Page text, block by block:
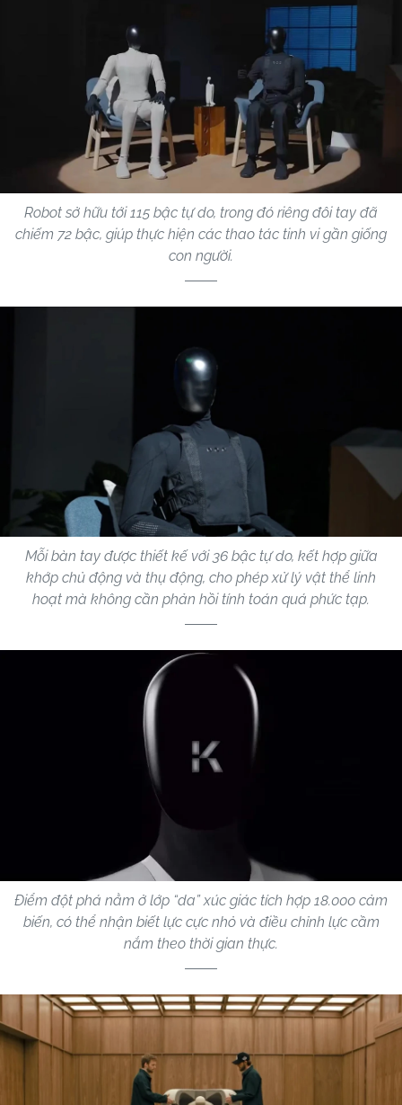
Robot sở hữu tới 115 bậc tự do, trong đó riêng đôi tay đã
chiếm 72 bậc, giúp thực hiện các thao tác tinh vi gần giống
con người.
Mỗi bàn tay được thiết kế với 36 bậc tự do, kết hợp giữa
khớp chủ động và thụ động, cho phép xử lý vật thể linh
hoạt mà không cần phản hồi tính toán quá phức tạp.
Điểm đột phá nằm ở lớp “da” xúc giác tích hợp 18.000 cảm
biến, có thể nhận biết lực cực nhỏ và điều chỉnh lực cầm
nắm theo thời gian thực.